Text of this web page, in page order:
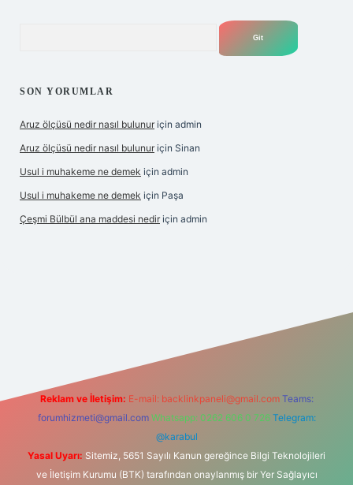
SON YORUMLAR
Aruz ölçüsü nedir nasıl bulunur için admin
Aruz ölçüsü nedir nasıl bulunur için Sinan
Usul i muhakeme ne demek için admin
Usul i muhakeme ne demek için Paşa
Çeşmi Bülbül ana maddesi nedir için admin
Reklam ve İletişim: E-mail: backlinkpaneli@gmail.com Teams:
forumhizmeti@gmail.com Whatsapp: 0262 606 0 726 Telegram:
@karabul
Yasal Uyarı: Sitemiz, 5651 Sayılı Kanun gereğince Bilgi Teknolojileri
ve İletişim Kurumu (BTK) tarafından onaylanmış bir Yer Sağlayıcı